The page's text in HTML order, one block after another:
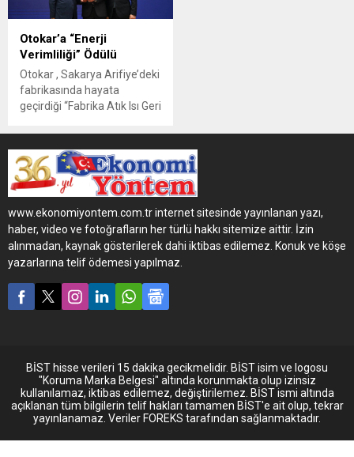
Otokar’a “Enerji
Verimliliği” Ödülü
Otokar , Sakarya Arifiye’deki
fabrikasında hayata
geçirdiği “Fabrika Atık Isı Geri
ve Teknoloji Bakanlığı’nın 10.
Verimlilik Proje Ödülleri’nde
Enerji Verimliliği
kategorisinde üçüncülük
ödülünün sahibi oldu.
www.ekonomiyontem.com.tr internet sitesinde yayınlanan yazı,
haber, video ve fotoğrafların her türlü hakkı sitemize aittir. İzin
alınmadan, kaynak gösterilerek dahi iktibas edilemez. Konuk ve köşe
yazarlarına telif ödemesi yapılmaz.
BİST hisse verileri 15 dakika gecikmelidir. BİST isim ve logosu
"Koruma Marka Belgesi" altında korunmakta olup izinsiz
kullanılamaz, iktibas edilemez, değiştirilemez. BİST ismi altında
açıklanan tüm bilgilerin telif hakları tamamen BİST'e ait olup, tekrar
yayınlanamaz. Veriler FOREKS tarafından sağlanmaktadır.